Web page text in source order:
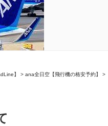
】 > ana全日空【飛行機の格安予約】
>